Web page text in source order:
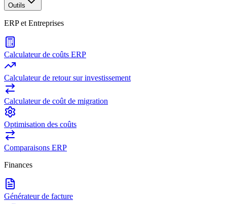
Outils
ERP et Entreprises
Calculateur de coûts ERP
Calculateur de retour sur investissement
Calculateur de coût de migration
Optimisation des coûts
Comparaisons ERP
Finances
Générateur de facture